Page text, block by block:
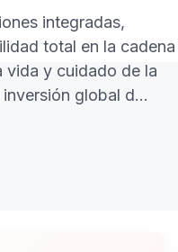
integradas,
total en la cadena
vida y cuidado de la
global d...